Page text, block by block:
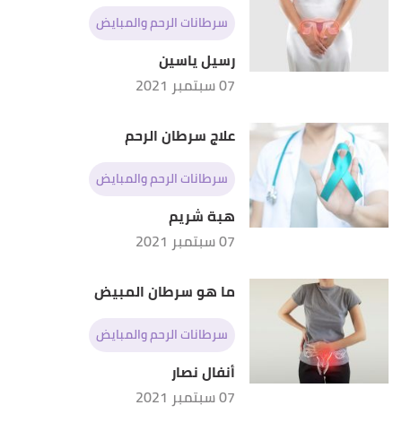
pennmedicine, Retrieved 10/8/2021. Edited.سرطانات الرحم والمبايض
رسيل ياسين
07 سبتمبر 2021
علاج سرطان الرحم
سرطانات الرحم والمبايض
هبة شريم
07 سبتمبر 2021
ما هو سرطان المبيض
سرطانات الرحم والمبايض
أنفال نصار
07 سبتمبر 2021